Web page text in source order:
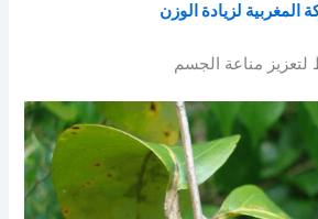
المغربية لزيادة الوزن
مناعة الجسم